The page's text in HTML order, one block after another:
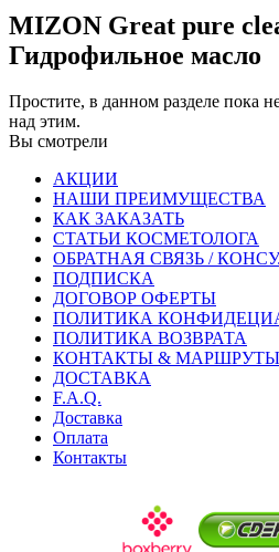
MIZON Great pure
Гидрофильное масло
Простите, в данном разделе пока
над этим.
Вы смотрели
АКЦИИ
НАШИ ПРЕИМУЩЕСТВА
КАК ЗАКАЗАТЬ
СТАТЬИ КОСМЕТОЛОГА
ОБРАТНАЯ СВЯЗЬ /
ПОДПИСКА
ДОГОВОР ОФЕРТЫ
ПОЛИТИКА
ПОЛИТИКА ВОЗВРАТА
КОНТАКТЫ & МАРШРУТЫ
ДОСТАВКА
F.A.Q.
Доставка
Оплата
Контакты